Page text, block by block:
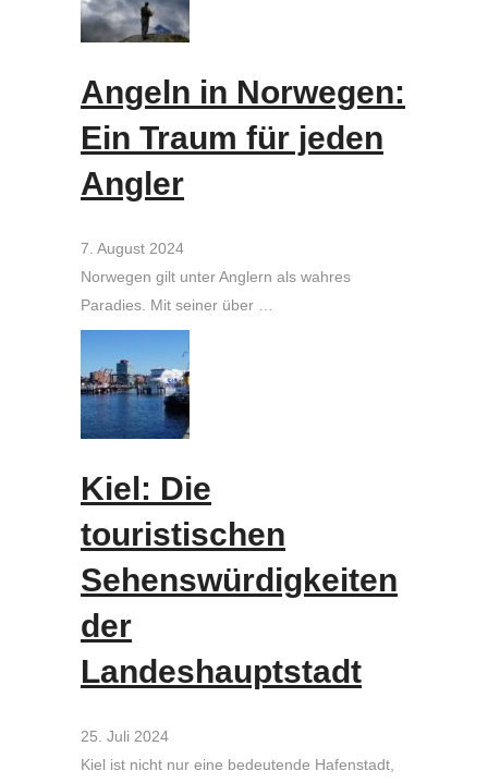
Angeln in Norwegen:
Ein Traum für jeden
Angler
7. August 2024
Norwegen gilt unter Anglern als wahres
Paradies. Mit seiner über …
Kiel: Die
touristischen
Sehenswürdigkeiten
der
Landeshauptstadt
25. Juli 2024
Kiel ist nicht nur eine bedeutende Hafenstadt,